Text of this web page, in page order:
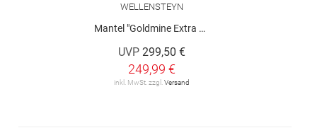
WELLENSTEYN
Mantel "Goldmine Extra Long"
UVP 299,50 €
249,99 €
inkl. MwSt. zzgl. Versand